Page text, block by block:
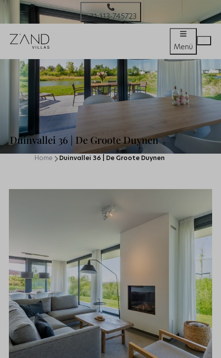
+31 113-745723
Menü
Duinvallei 36 | De Groote Duynen
Home Duinvallei 36 | De Groote Duynen